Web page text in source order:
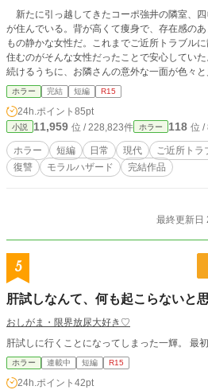
新たに引っ越してきたコーポ強井の隣室、
が住んでいる。背が高くて痩身で、存在感の
もの静かな女性だ。これまでご近所トラブル
住むのがそんな女性だったことで安心してい
続けるうちに、お隣さんの意外な一面が色
んとの交流を描くご近所イヤミス風ホラー。
ホラー 完結 短編 R15
24h.ポイント 85pt
小説 11,959 位 / 228,823件 ホラー 118 位 /
ホラー 短編 日常 現代 ご近所トラ
復讐
モラルハザード 完結作品
最終更新日
5
肝試しなんて、何も起こらないと
おしがま・限界放尿大好き♡
肝試しに行くことになってしまった一輝。 最
ホラー 連載中 短編 R15
24h.ポイント 42pt